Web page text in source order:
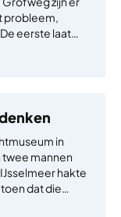
probleem,
eerste laat…
in
twee mannen
hakte
dat die…